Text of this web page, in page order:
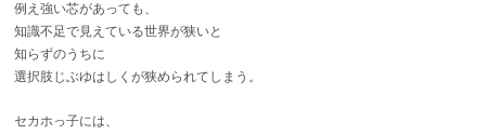
例え強い芯があっても、
知識不足で見えている世界が狭いと
知らずのうちに
選択肢じぶゆはしくが狭められてしまう。
セカホっ子には、